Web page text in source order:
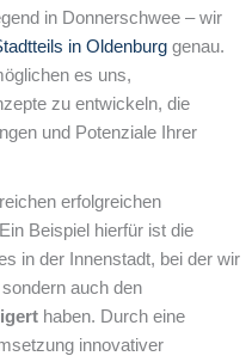
in Donnerschwee – wir
in Oldenburg genau.
es uns,
zu entwickeln, die
und Potenziale Ihrer
erfolgreichen
Beispiel hierfür ist die
in der Innenstadt, bei der wir
auch den
haben. Durch eine
innovativer